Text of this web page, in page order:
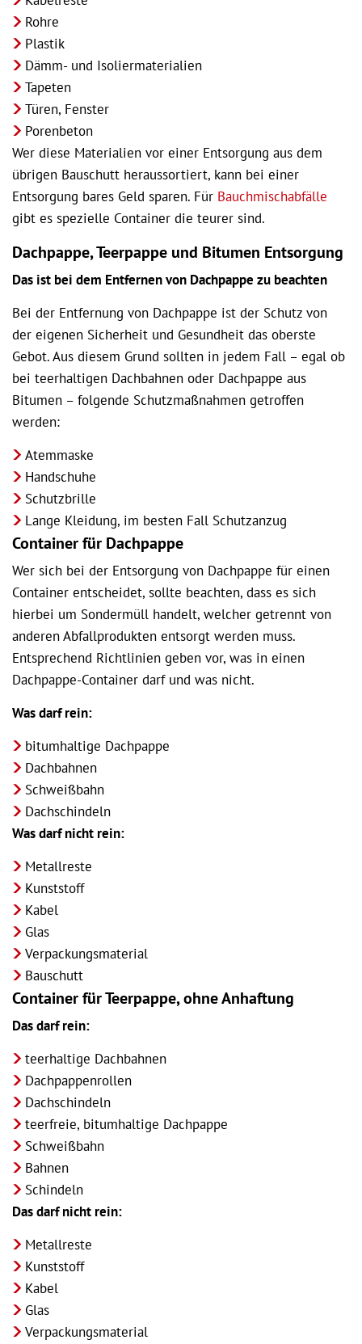
Rohre
Plastik
Dämm- und Isoliermaterialien
Tapeten
Türen, Fenster
Porenbeton
Wer diese Materialien vor einer Entsorgung aus dem
übrigen Bauschutt heraussortiert, kann bei einer
Entsorgung bares Geld sparen. Für Bauchmischabfälle
gibt es spezielle Container die teurer sind.
Dachpappe, Teerpappe und Bitumen Entsorgung
Das ist bei dem Entfernen von Dachpappe zu beachten
Bei der Entfernung von Dachpappe ist der Schutz von
der eigenen Sicherheit und Gesundheit das oberste
Gebot. Aus diesem Grund sollten in jedem Fall – egal ob
bei teerhaltigen Dachbahnen oder Dachpappe aus
Bitumen – folgende Schutzmaßnahmen getroffen
werden:
Atemmaske
Handschuhe
Schutzbrille
Lange Kleidung, im besten Fall Schutzanzug
Container für Dachpappe
Wer sich bei der Entsorgung von Dachpappe für einen
Container entscheidet, sollte beachten, dass es sich
hierbei um Sondermüll handelt, welcher getrennt von
anderen Abfallprodukten entsorgt werden muss.
Entsprechend Richtlinien geben vor, was in einen
Dachpappe-Container darf und was nicht.
Was darf rein:
bitumhaltige Dachpappe
Dachbahnen
Schweißbahn
Dachschindeln
Was darf nicht rein:
Metallreste
Kunststoff
Kabel
Glas
Verpackungsmaterial
Bauschutt
Container für Teerpappe, ohne Anhaftung
Das darf rein:
teerhaltige Dachbahnen
Dachpappenrollen
Dachschindeln
teerfreie, bitumhaltige Dachpappe
Schweißbahn
Bahnen
Schindeln
Das darf nicht rein:
Metallreste
Kunststoff
Kabel
Glas
Verpackungsmaterial